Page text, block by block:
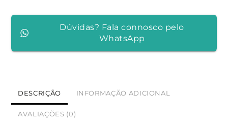
40CM
Dúvidas? Fala connosco pelo
WhatsApp
DESCRIÇÃO INFORMAÇÃO ADICIONAL
AVALIAÇÕES (0)